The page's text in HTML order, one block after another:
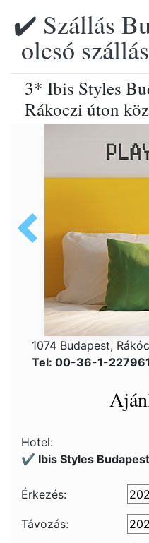
✔️ Szállás
olcsó
3* Ibis Styles
Rákoczi úton
1074 Budapest,
Tel: 00-36-1-
Hotel:
✔️ Ibis Styles
Érkezés:
Távozás: